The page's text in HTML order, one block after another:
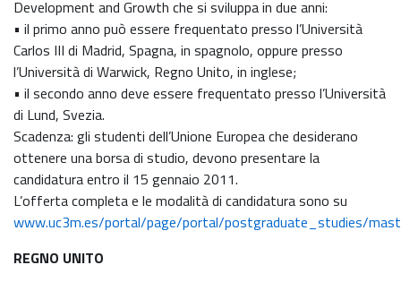
Development and Growth che si sviluppa in due anni:
• il primo anno può essere frequentato presso l’Università
Carlos III di Madrid, Spagna, in spagnolo, oppure presso
l’Università di Warwick, Regno Unito, in inglese;
• il secondo anno deve essere frequentato presso l’Università
di Lund, Svezia.
Scadenza: gli studenti dell’Unione Europea che desiderano
ottenere una borsa di studio, devono presentare la
candidatura entro il 15 gennaio 2011.
L’offerta completa e le modalità di candidatura sono su
www.uc3m.es/portal/page/portal/postgraduate_studies/
REGNO UNITO